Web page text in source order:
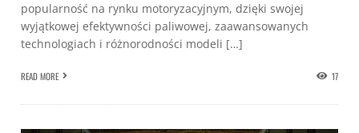
popularność na rynku motoryzacyjnym, dzięki swojej
wyjątkowej efektywności paliwowej, zaawansowanych
technologiach i różnorodności modeli […]
READ MORE 17